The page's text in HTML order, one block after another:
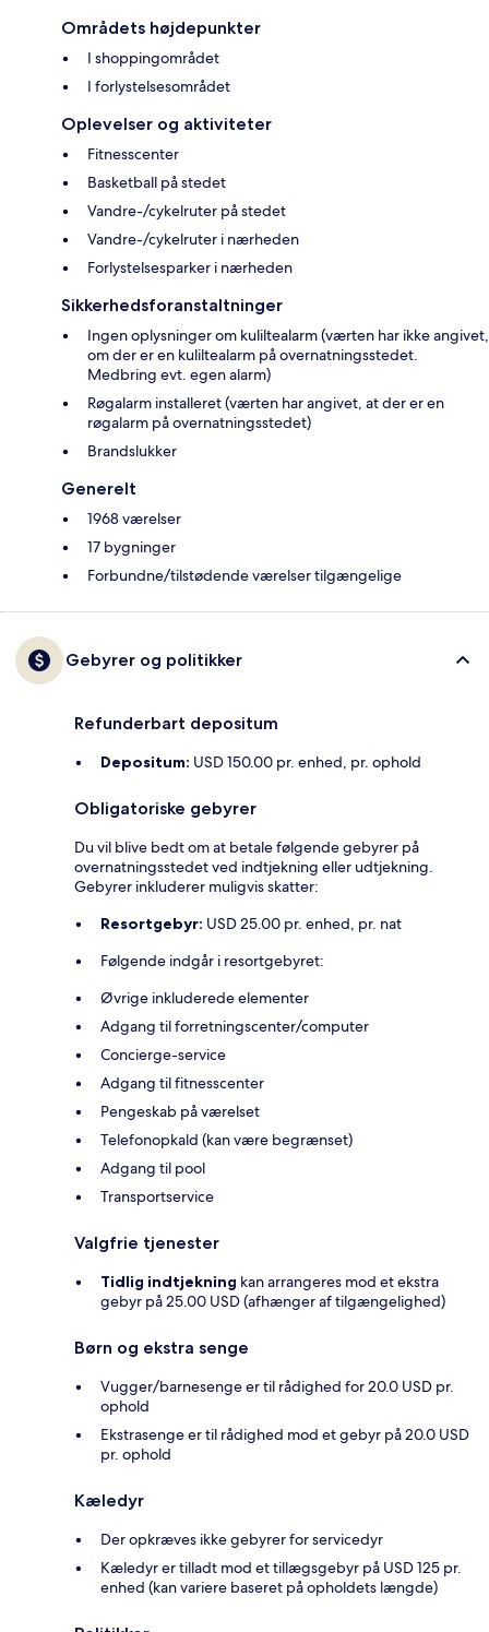
Områdets højdepunkter
I shoppingområdet
I forlystelsesområdet
Oplevelser og aktiviteter
Fitnesscenter
Basketball på stedet
Vandre-/cykelruter på stedet
Vandre-/cykelruter i nærheden
Forlystelsesparker i nærheden
Sikkerhedsforanstaltninger
Ingen oplysninger om kuliltealarm (værten har ikke angivet,
om der er en kuliltealarm på overnatningsstedet.
Medbring evt. egen alarm)
Røgalarm installeret (værten har angivet, at der er en
røgalarm på overnatningsstedet)
Brandslukker
Generelt
1968 værelser
17 bygninger
Forbundne/tilstødende værelser tilgængelige
Gebyrer og politikker
Refunderbart depositum
Depositum: USD 150.00 pr. enhed, pr. ophold
Obligatoriske gebyrer
Du vil blive bedt om at betale følgende gebyrer på
overnatningsstedet ved indtjekning eller udtjekning.
Gebyrer inkluderer muligvis skatter:
Resortgebyr: USD 25.00 pr. enhed, pr. nat
Følgende indgår i resortgebyret:
Øvrige inkluderede elementer
Adgang til forretningscenter/computer
Concierge-service
Adgang til fitnesscenter
Pengeskab på værelset
Telefonopkald (kan være begrænset)
Adgang til pool
Transportservice
Valgfrie tjenester
Tidlig indtjekning kan arrangeres mod et ekstra
gebyr på 25.00 USD (afhænger af tilgængelighed)
Børn og ekstra senge
Vugger/barnesenge er til rådighed for 20.0 USD pr.
ophold
Ekstrasenge er til rådighed mod et gebyr på 20.0 USD
pr. ophold
Kæledyr
Der opkræves ikke gebyrer for servicedyr
Kæledyr er tilladt mod et tillægsgebyr på USD 125 pr.
enhed (kan variere baseret på opholdets længde)